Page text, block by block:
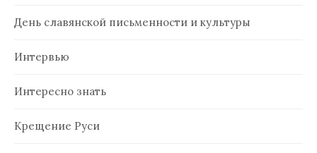
День славянской письменности и культуры
Интервью
Интересно знать
Крещение Руси